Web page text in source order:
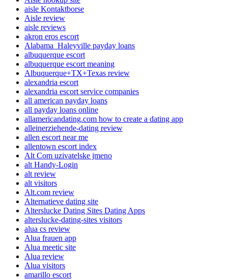
aisle Kontaktborse
Aisle review
aisle reviews
akron eros escort
Alabama_Haleyville payday loans
albuquerque escort
albuquerque escort meaning
Albuquerque+TX+Texas review
alexandria escort
alexandria escort service companies
all american payday loans
all payday loans online
allamericandating.com how to create a dating app
alleinerziehende-dating review
allen escort near me
allentown escort index
Alt Com uzivatelske jmeno
alt Handy-Login
alt review
alt visitors
Alt.com review
Alternatieve dating site
Alterslucke Dating Sites Dating Apps
alterslucke-dating-sites visitors
alua cs review
Alua frauen app
Alua meetic site
Alua review
Alua visitors
amarillo escort